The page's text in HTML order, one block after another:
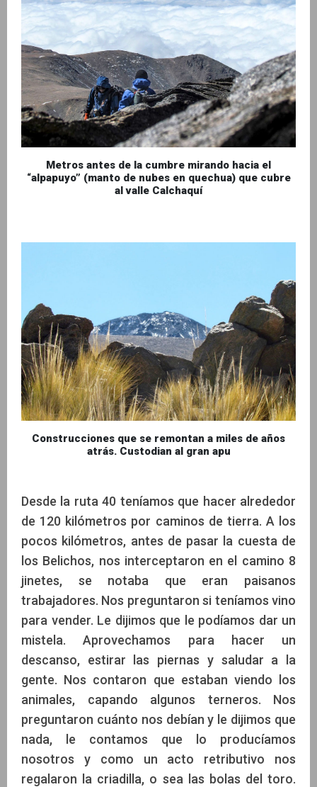
Metros antes de la cumbre mirando hacia el
“alpapuyo” (manto de nubes en quechua) que cubre
al valle Calchaquí
Construcciones que se remontan a miles de años
atrás. Custodian al gran apu
Desde la ruta 40 teníamos que hacer alrededor
de 120 kilómetros por caminos de tierra. A los
pocos kilómetros, antes de pasar la cuesta de
los Belichos, nos interceptaron en el camino 8
jinetes, se notaba que eran paisanos
trabajadores. Nos preguntaron si teníamos vino
para vender. Le dijimos que le podíamos dar un
mistela. Aprovechamos para hacer un
descanso, estirar las piernas y saludar a la
gente. Nos contaron que estaban viendo los
animales, capando algunos terneros. Nos
preguntaron cuánto nos debían y le dijimos que
nada, le contamos que lo producíamos
nosotros y como un acto retributivo nos
regalaron la criadilla, o sea las bolas del toro.